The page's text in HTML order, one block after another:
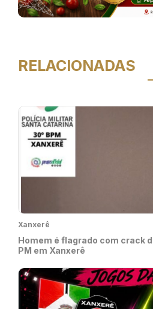
RELACIONADAS
Xanxerê
Homem é flagrado com crack
PM em Xanxerê